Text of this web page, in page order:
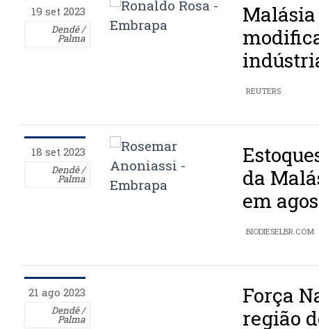
19 set 2023
Dendê /
Palma
REUTERS
18 set 2023
Dendê /
Palma
da
em
BIODIESELBR.COM
21 ago 2023
Dendê /
Palma
Força
região